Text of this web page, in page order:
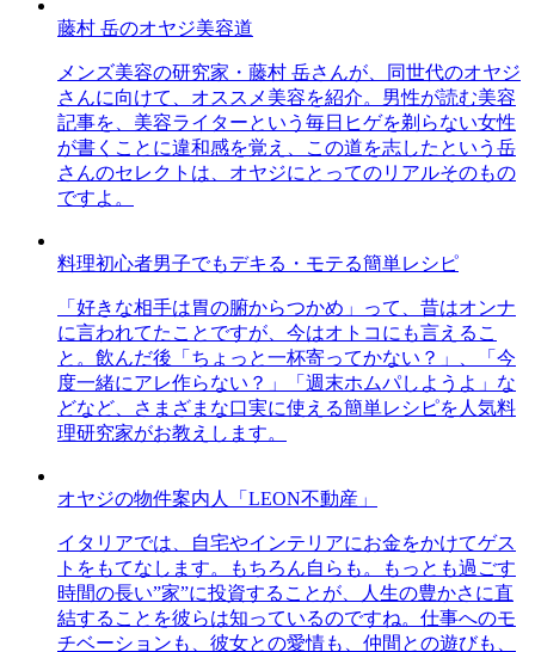
藤村 岳のオヤジ美容道
メンズ美容の研究家・藤村 岳さんが、同世代のオヤジ
さんに向けて、オススメ美容を紹介。男性が読む美容
記事を、美容ライターという毎日ヒゲを剃らない女性
が書くことに違和感を覚え、この道を志したという岳
さんのセレクトは、オヤジにとってのリアルそのもの
ですよ。
料理初心者男子でもデキる・モテる簡単レシピ
「好きな相手は胃の腑からつかめ」って、昔はオンナ
に言われてたことですが、今はオトコにも言えるこ
と。飲んだ後「ちょっと一杯寄ってかない？」、「今
度一緒にアレ作らない？」「週末ホムパしようよ」な
どなど、さまざまな口実に使える簡単レシピを人気料
理研究家がお教えします。
オヤジの物件案内人「LEON不動産」
イタリアでは、自宅やインテリアにお金をかけてゲス
トをもてなします。もちろん自らも。もっとも過ごす
時間の長い”家”に投資することが、人生の豊かさに直
結することを彼らは知っているのですね。仕事へのモ
チベーションも、彼女との愛情も、仲間との遊びも、